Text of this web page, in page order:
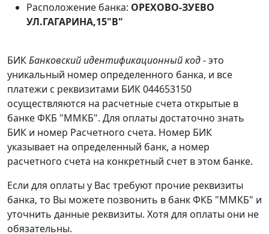
Расположение банка: ОРЕХОВО-ЗУЕВО
УЛ.ГАГАРИНА,15"В"
БИКБанковский идентификационный код- это
уникальный номер определенного банка, и все
платежи с реквизитами БИК 044653150
осуществляются на расчетные счета открытые в
банке ФКБ "ММКБ". Для оплаты достаточно знать
БИК и номер Расчетного счета. Номер БИК
указывает на определенный банк, а номер
расчетного счета на конкретный счет в этом банке.
Если для оплаты у Вас требуют прочие реквизиты
банка, то Вы можете позвонить в банк ФКБ "ММКБ" и
уточнить данные реквизиты. Хотя для оплаты они не
обязательны.